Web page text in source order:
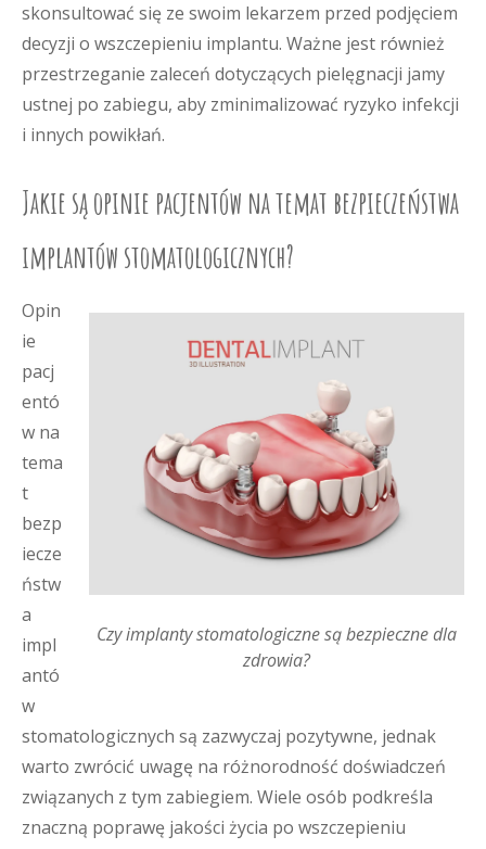
skonsultować się ze swoim lekarzem przed podjęciem
decyzji o wszczepieniu implantu. Ważne jest również
przestrzeganie zaleceń dotyczących pielęgnacji jamy
ustnej po zabiegu, aby zminimalizować ryzyko infekcji
i innych powikłań.
Jakie są opinie pacjentów na temat bezpieczeństwa
implantów stomatologicznych?
Czy implanty stomatologiczne są bezpieczne dla
zdrowia?
Opin
ie
pacj
entó
w na
tema
t
bezp
iecze
ństw
a
impl
antó
w
stomatologicznych są zazwyczaj pozytywne, jednak
warto zwrócić uwagę na różnorodność doświadczeń
związanych z tym zabiegiem. Wiele osób podkreśla
znaczną poprawę jakości życia po wszczepieniu